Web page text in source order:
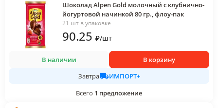
Шоколад Alpen Gold молочный с клубнично-
йогуртовой начинкой 80 гр., флоу-пак
21 шт в упаковке
90.25 ₽/шт
В наличии
В корзину
Завтра
ИМПОРТ+
Всего 1 предложение